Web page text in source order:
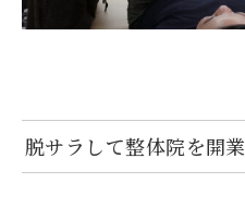
脱サラして整体院を開業